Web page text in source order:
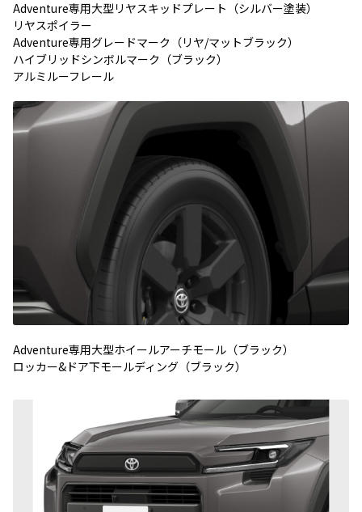
Adventure専用大型リヤスキッドプレート（シルバー塗装）
リヤスポイラー
Adventure専用グレードマーク（リヤ/マットブラック）
ハイブリッドシンボルマーク（ブラック）
アルミルーフレール
Adventure専用大型ホイールアーチモール（ブラック）
ロッカー&ドア下モールディング（ブラック）